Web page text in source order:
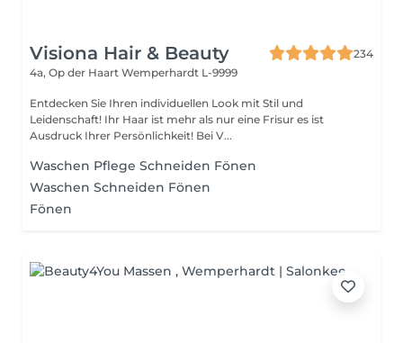
Visiona Hair & Beauty
234
4a, Op der Haart Wemperhardt L-9999
Entdecken Sie Ihren individuellen Look mit Stil und
Leidenschaft! Ihr Haar ist mehr als nur eine Frisur es ist
Ausdruck Ihrer Persönlichkeit! Bei V...
Waschen Pflege Schneiden Fönen
Waschen Schneiden Fönen
Fönen